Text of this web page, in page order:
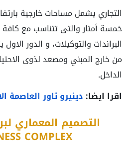
التجاري يشمل مساحات خارجية
خمسة أمتار والتى تتناسب مع كافة
البراندات والتوكيلات، و الدور
من خارج المبني ومصعد لذوى
الداخل.
اقرا ايضا: دينيرو تاور العاصمة
COMPLEX